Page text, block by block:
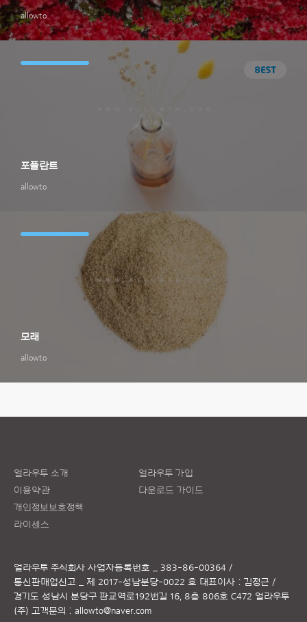
allowto
allowto
포플란트
allowto
모래
얼라우투 소개
이용약관
개인정보보호정책
라이센스
얼라우투 가입
다운로드 가이드
얼라우투 주식회사 사업자등록번호 _ 383-86-00364 /
통신판매업신고 _ 제 2017-성남분당-0022 호 대표이사 : 김정근 /
경기도 성남시 분당구 판교역로192번길 16, 8층 806호 C472 얼라우투
(주) 고객문의 : allowto@naver.com